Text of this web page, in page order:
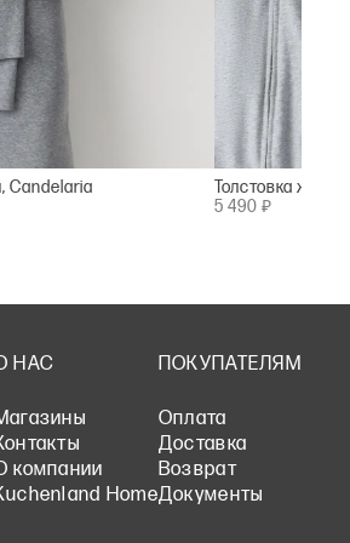
Candelaria
Толстовка
5 490 ₽
НАС
компании
Home
ПОКУПАТЕЛЯМ
Оплата
Доставка
Возврат
Документы